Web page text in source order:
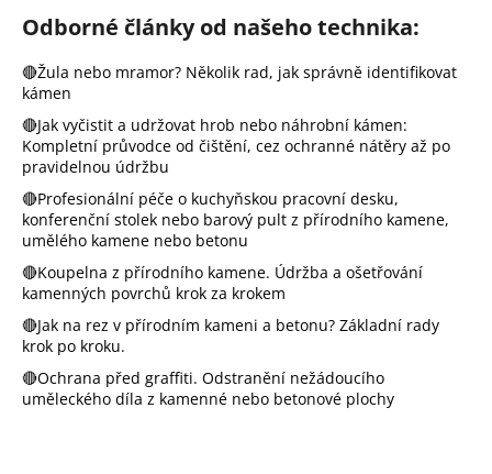
Odborné články od našeho technika:
🔴Žula nebo mramor? Několik rad, jak správně identifikovat
kámen
🔴Jak vyčistit a udržovat hrob nebo náhrobní kámen:
Kompletní průvodce od čištění, cez ochranné nátěry až po
pravidelnou údržbu
🔴Profesionální péče o kuchyňskou pracovní desku,
konferenční stolek nebo barový pult z přírodního kamene,
umělého kamene nebo betonu
🔴Koupelna z přírodního kamene. Údržba a ošetřování
kamenných povrchů krok za krokem
🔴Jak na rez v přírodním kameni a betonu? Základní rady
krok po kroku.
🔴Ochrana před graffiti. Odstranění nežádoucího
uměleckého díla z kamenné nebo betonové plochy
j
í
t
?
Hledat
D
o
p
o
r
u